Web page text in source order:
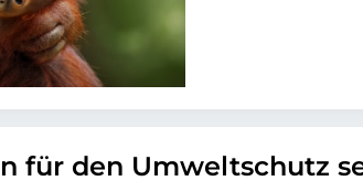
für den Umweltschutz